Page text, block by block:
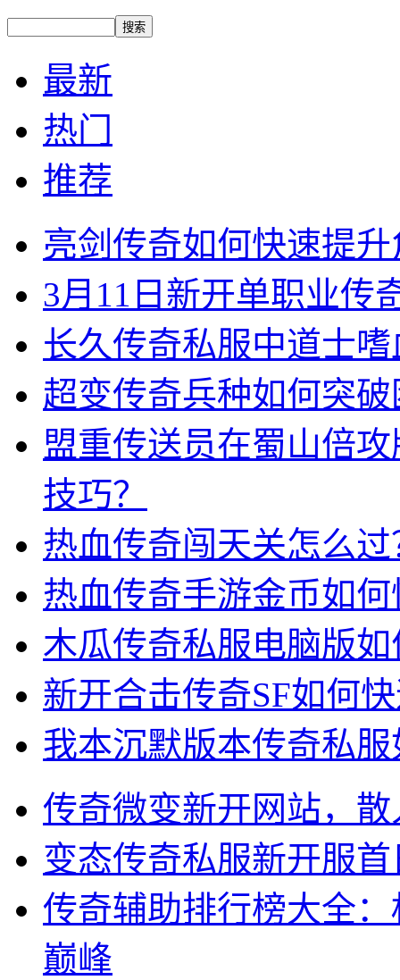
最新
热门
推荐
亮剑传奇如何快速提
3月11日新开单职业传
长久传奇私服中道士
超变传奇兵种如何突
盟重传送员在蜀山倍
技巧？
热血传奇闯天关怎么
热血传奇手游金币如
木瓜传奇私服电脑版
新开合击传奇SF如何
我本沉默版本传奇私
传奇微变新开网站，
变态传奇私服新开服
传奇辅助排行榜大全
巅峰